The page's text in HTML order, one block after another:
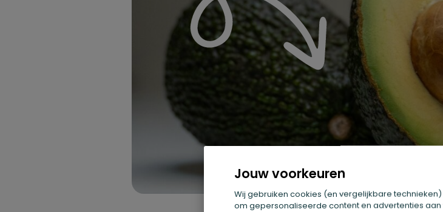
Jouw voorkeuren
Wij gebruiken cookies (en vergelijkbare
om gepersonaliseerde content en advertenties aan